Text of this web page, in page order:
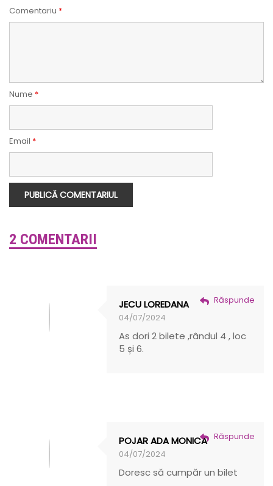
Comentariu *
Nume *
Email *
2 COMENTARII
JECU LOREDANA
04/07/2024
As dori 2 bilete ,rândul 4 , loc
5 și 6.
Răspunde
POJAR ADA MONICA
04/07/2024
Doresc să cumpăr un bilet
Răspunde